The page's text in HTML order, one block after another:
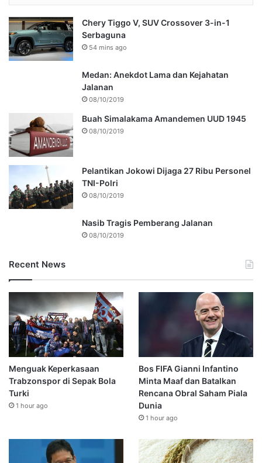
Chery Tiggo V, SUV Crossover 3-in-1
Serbaguna
54 mins ago
Medan: Anekdot Lama dan Kejahatan
Jalanan
08/10/2019
Buah Simalakama Amandemen UUD 1945
08/10/2019
Pelantikan Jokowi Dijaga 27 Ribu Personel
TNI-Polri
08/10/2019
Nasib Tragis Pemberang Jalanan
08/10/2019
Recent News
Menguak Keperkasaan
Trabzonspor di Sepak Bola
Turki
1 hour ago
Bos FIFA Gianni Infantino
Minta Maaf dan Batalkan
Rencana Obral Saham Piala
Dunia
1 hour ago